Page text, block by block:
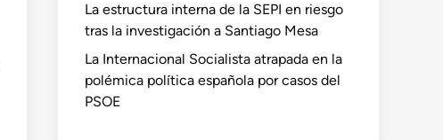
La estructura interna de la SEPI en riesgo
tras la investigación a Santiago Mesa
La Internacional Socialista atrapada en la
polémica política española por casos del
PSOE